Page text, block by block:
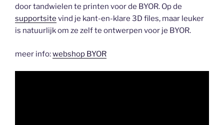
door tandwielen te printen voor de BYOR. Op de
supportsite vind je kant-en-klare 3D files, maar leuker
is natuurlijk om ze zelf te ontwerpen voor je BYOR.
meer info:webshop BYOR